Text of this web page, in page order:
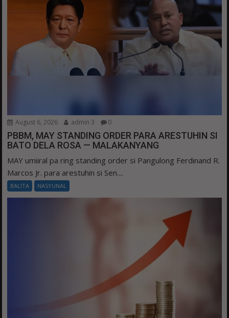
August 6, 2026 admin 3 0
PBBM, MAY STANDING ORDER PARA ARESTUHIN SI
BATO DELA ROSA — MALAKANYANG
MAY umiiral pa ring standing order si Pangulong Ferdinand R.
Marcos Jr. para arestuhin si Sen....
BALITA NASYUNAL